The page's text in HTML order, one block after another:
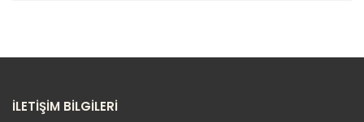
görüntülenemiyor.
İLETİŞİM BİLGİLERİ